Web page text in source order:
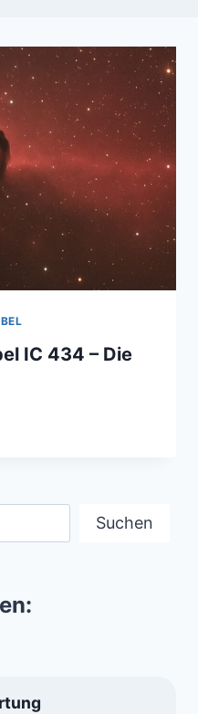
IC 434 – Die
Suchen